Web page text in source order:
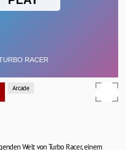
Arcade
Welt von Turbo Racer, einem